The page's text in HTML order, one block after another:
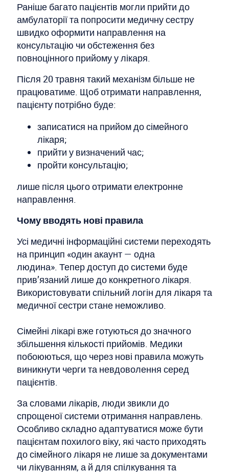
Раніше багато пацієнтів могли прийти до
амбулаторії та попросити медичну сестру
швидко оформити направлення на
консультацію чи обстеження без
повноцінного прийому у лікаря.
Після 20 травня такий механізм більше не
працюватиме. Щоб отримати направлення,
пацієнту потрібно буде:
записатися на прийом до сімейного
лікаря;
прийти у визначений час;
пройти консультацію;
лише після цього отримати електронне
направлення.
Чому вводять нові правила
Усі медичні інформаційні системи переходять
на принцип «один акаунт — одна
людина». Тепер доступ до системи буде
прив’язаний лише до конкретного лікаря.
Використовувати спільний логін для лікаря та
медичної сестри стане неможливо.
Сімейні лікарі вже готуються до значного
збільшення кількості прийомів. Медики
побоюються, що через нові правила можуть
виникнути черги та невдоволення серед
пацієнтів.
За словами лікарів, люди звикли до
спрощеної системи отримання направлень.
Особливо складно адаптуватися може бути
пацієнтам похилого віку, які часто приходять
до сімейного лікаря не лише за документами
чи лікуванням, а й для спілкування та